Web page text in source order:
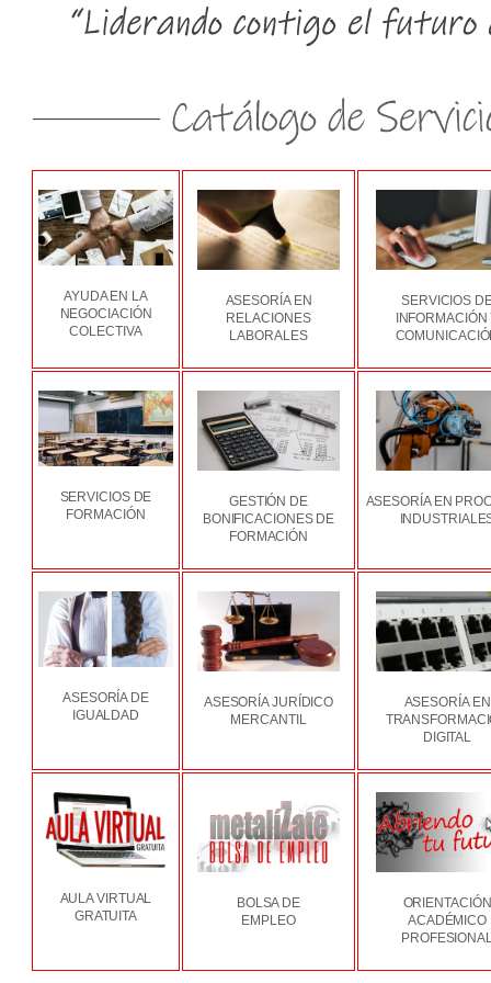
AYUDA EN LA
NEGOCIACIÓN
COLECTIVA
ASESORÍA EN
RELACIONES
LABORALES
SERVICIOS
INFORMACIÓN
SERVICIOS DE
FORMACIÓN
GESTIÓN DE
BONIFICACIONES DE
FORMACIÓN
ASESORÍA EN
ASESORÍA DE
IGUALDAD
ASESORÍA JURÍDICO
MERCANTIL
ASESORÍA EN
DIGITAL
AULA VIRTUAL
GRATUITA
BOLSA DE
EMPLEO
ORIENTACIÓN
ACADÉMICO